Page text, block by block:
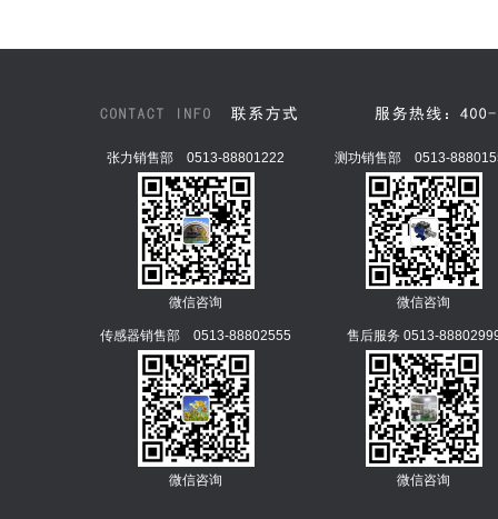
张力销售部 0513-88801222 测功销售部 0513-
微信咨询 微信咨询
传感器销售部 0513-88802555 售后服务 0513-
微信咨询 微信咨询